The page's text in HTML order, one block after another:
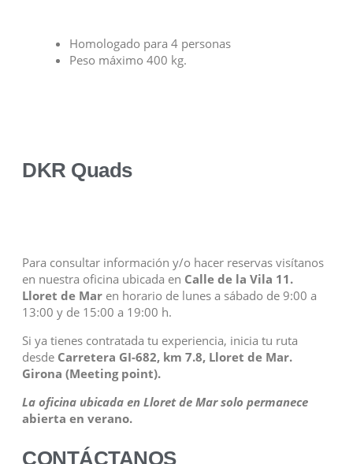
Homologado para 4 personas
Peso máximo 400 kg.
DKR Quads
Para consultar información y/o hacer reservas visítanos
en nuestra oficina ubicada en Calle de la Vila 11.
Lloret de Mar en horario de lunes a sábado de 9:00 a
13:00 y de 15:00 a 19:00 h.
Si ya tienes contratada tu experiencia, inicia tu ruta
desde Carretera GI-682, km 7.8, Lloret de Mar.
Girona (Meeting point).
La oficina ubicada en Lloret de Mar solo permanece
abierta en verano.
CONTÁCTANOS